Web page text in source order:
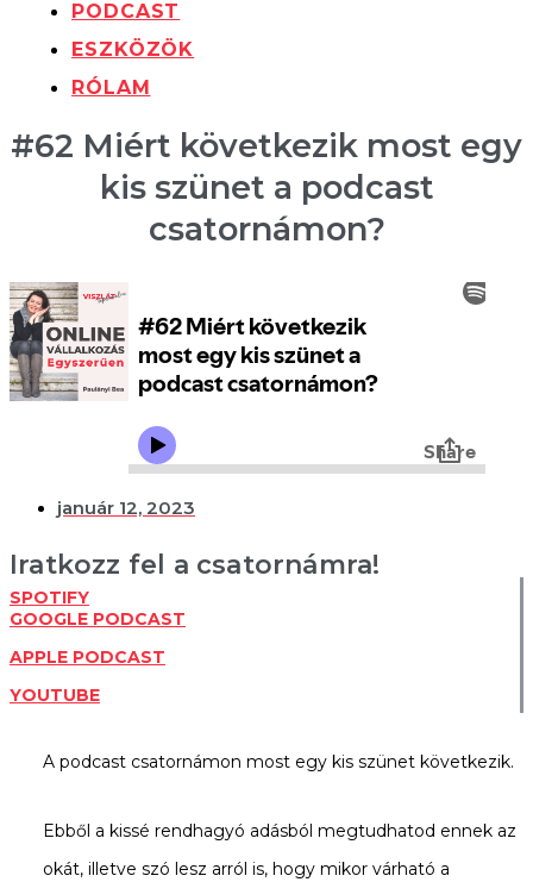
PODCAST
ESZKÖZÖK
RÓLAM
#62 Miért következik most egy
kis szünet a podcast
csatornámon?
január 12, 2023
Iratkozz fel a csatornámra!
SPOTIFY
GOOGLE PODCAST
APPLE PODCAST
YOUTUBE
A podcast csatornámon most egy kis szünet következik.
Ebből a kissé rendhagyó adásból megtudhatod ennek az
okát, illetve szó lesz arról is, hogy mikor várható a